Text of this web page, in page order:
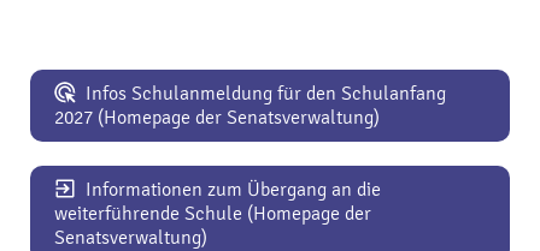
Infos Schulanmeldung für den Schulanfang
2027 (Homepage der Senatsverwaltung)
Informationen zum Übergang an die
weiterführende Schule (Homepage der
Senatsverwaltung)